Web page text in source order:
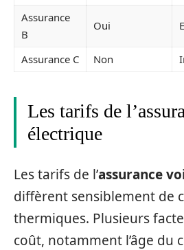
Assurance
B
Oui
Assurance C Non
Les tarifs de
électrique
Les tarifs de l’assurance
diffèrent sensiblement de
thermiques. Plusieurs
coût, notamment l’âge du